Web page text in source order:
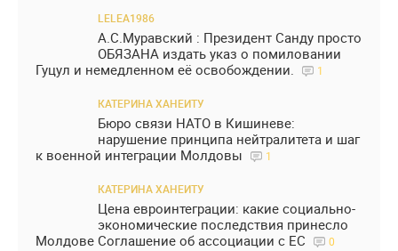
LELEA1986
А.С.Муравский : Президент Санду просто
ОБЯЗАНА издать указ о помиловании
Гуцул и немедленном её освобождении.
1
КАТЕРИНА ХАНЕИТУ
Бюро связи НАТО в Кишиневе:
нарушение принципа нейтралитета и шаг
к военной интеграции Молдовы
1
КАТЕРИНА ХАНЕИТУ
Цена евроинтеграции: какие социально-
экономические последствия принесло
Молдове Соглашение об ассоциации с ЕС
0